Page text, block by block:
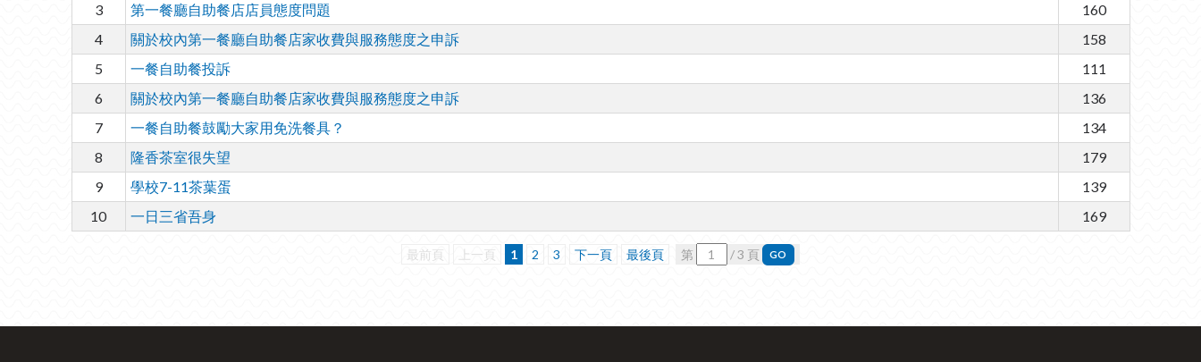
3
第一餐廳自助餐店店員態度問題
160
4
關於校內第一餐廳自助餐店家收費與服務態度之申訴
158
5
一餐自助餐投訴
111
6
關於校內第一餐廳自助餐店家收費與服務態度之申訴
136
7
一餐自助餐鼓勵大家用免洗餐具？
134
8
隆香茶室很失望
179
9
學校7-11茶葉蛋
139
10
一日三省吾身 169
最前頁 上一頁 1 2 3 下一頁 最後頁 第 / 3 頁